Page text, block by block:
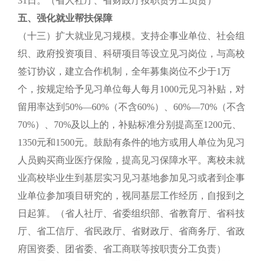
五、强化就业帮扶保障
（十三）扩大就业见习规模。支持企事业单位、社会组
织、政府投资项目、科研项目等设立见习岗位，与高校
签订协议，建立合作机制，全年募集岗位不少于1万
个，按规定给予见习单位每人每月1000元见习补贴，对
留用率达到50%—60%（不含60%）、60%—70%（不含
70%）、70%及以上的，补贴标准分别提高至1200元、
1350元和1500元。鼓励有条件的地方或用人单位为见习
人员购买商业医疗保险，提高见习保障水平。离校未就
业高校毕业生到基层实习见习基地参加见习或者到企事
业单位参加项目研究的，视同基层工作经历，自报到之
日起算。（省人社厅、省委组织部、省教育厅、省科技
厅、省工信厅、省民政厅、省财政厅、省商务厅、省政
府国资委、团省委、省工商联等按职责分工负责）